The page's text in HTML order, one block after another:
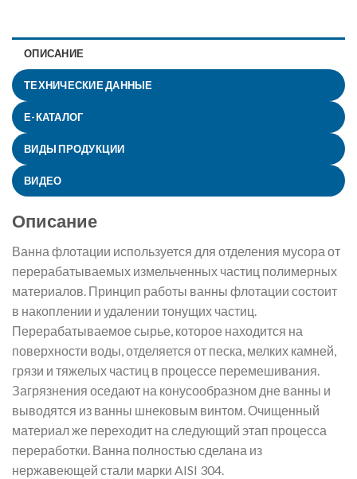
ОПИСАНИЕ
ТЕХНИЧЕСКИЕ ДАННЫЕ
Е-КАТАЛОГ
ВИДЫ ПРОДУКЦИИ
ВИДЕО
Описание
Ванна флотации используется для отделения мусора от
перерабатываемых измельченных частиц полимерных
материалов. Принцип работы ванны флотации состоит
в накоплении и удалении тонущих частиц.
Перерабатываемое сырье, которое находится на
поверхности воды, отделяется от песка, мелких камней,
грязи и тяжелых частиц в процессе перемешивания.
Загрязнения оседают на конусообразном дне ванны и
выводятся из ванны шнековым винтом. Очищенный
материал же переходит на следующий этап процесса
переработки. Ванна полностью сделана из
нержавеющей стали марки AISI 304.